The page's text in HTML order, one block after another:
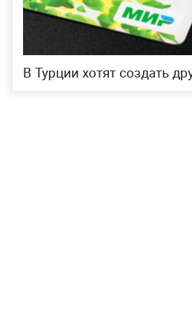
В Турции хотят создать